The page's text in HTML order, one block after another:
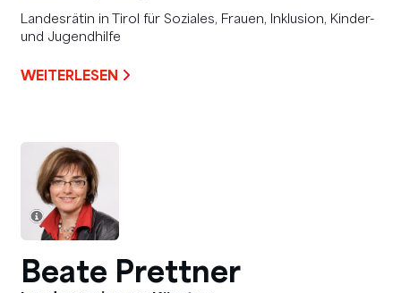
Landesrätin in Tirol für Soziales, Frauen, Inklusion, Kinder-
und Jugendhilfe
WEITERLESEN
Beate Prettner